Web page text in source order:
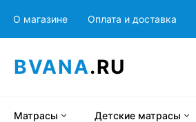
О магазине Оплата и доставка
BVANA.RU
Матрасы Детские матрасы